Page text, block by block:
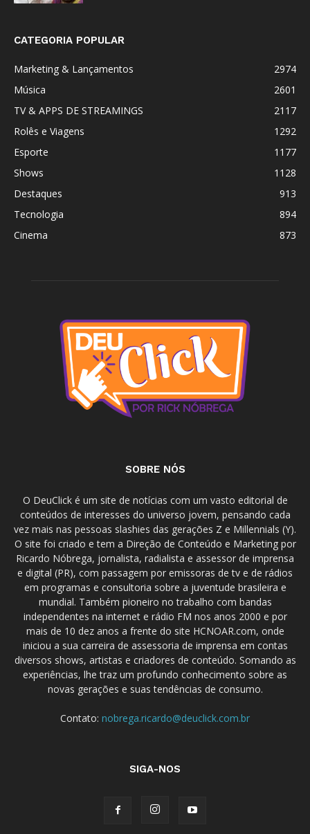
CATEGORIA POPULAR
Marketing & Lançamentos
2974
Música
2601
TV & APPS DE STREAMINGS
2117
Rolês e Viagens
1292
Esporte
1177
Shows
1128
Destaques
913
Tecnologia
894
Cinema
873
SOBRE NÓS
O DeuClick é um site de notícias com um vasto editorial de
conteúdos de interesses do universo jovem, pensando cada
vez mais nas pessoas slashies das gerações Z e Millennials (Y).
O site foi criado e tem a Direção de Conteúdo e Marketing por
Ricardo Nóbrega, jornalista, radialista e assessor de imprensa
e digital (PR), com passagem por emissoras de tv e de rádios
em programas e consultoria sobre a juventude brasileira e
mundial. Também pioneiro no trabalho com bandas
independentes na internet e rádio FM nos anos 2000 e por
mais de 10 dez anos a frente do site HCNOAR.com, onde
iniciou a sua carreira de assessoria de imprensa em contas
diversos shows, artistas e criadores de conteúdo. Somando as
experiências, lhe traz um profundo conhecimento sobre as
novas gerações e suas tendências de consumo.
Contato: nobrega.ricardo@deuclick.com.br
SIGA-NOS